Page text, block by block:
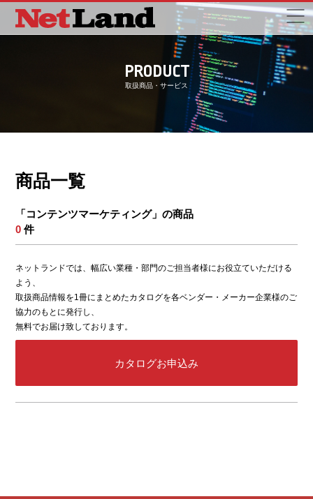
PRODUCT
取扱商品・サービス
商品一覧
「コンテンツマーケティング」の商品
0 件
ネットランドでは、幅広い業種・部門のご担当者様にお役立ていただける
よう、
取扱商品情報を1冊にまとめたカタログを各ベンダー・メーカー企業様のご
協力のもとに発行し、
無料でお届け致しております。
カタログお申込み